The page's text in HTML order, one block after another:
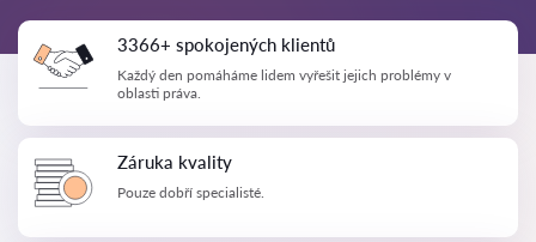
3366+ spokojených klientů
Každý den pomáháme lidem vyřešit jejich problémy v
oblasti práva.
Záruka kvality
Pouze dobří specialisté.